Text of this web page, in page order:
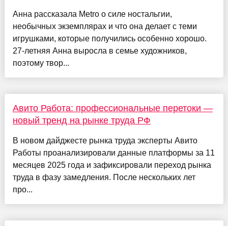
Анна рассказала Metro о силе ностальгии,
необычных экземплярах и что она делает с теми
игрушками, которые получились особенно хорошо.
27-летняя Анна выросла в семье художников,
поэтому твор...
Авито Работа: профессиональные перетоки —
новый тренд на рынке труда РФ
В новом дайджесте рынка труда эксперты Авито
Работы проанализировали данные платформы за 11
месяцев 2025 года и зафиксировали переход рынка
труда в фазу замедления. После нескольких лет
про...